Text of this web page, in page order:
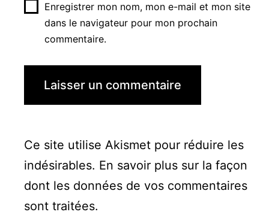
Enregistrer mon nom, mon e-mail et mon site
dans le navigateur pour mon prochain
commentaire.
Ce site utilise Akismet pour réduire les
indésirables. En savoir plus sur la façon
dont les données de vos commentaires
sont traitées.